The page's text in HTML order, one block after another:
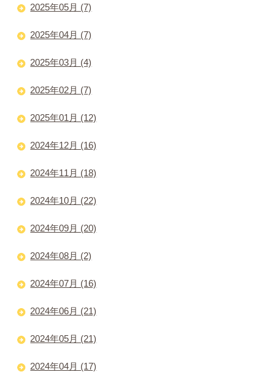
2025年05月 (7)
2025年04月 (7)
2025年03月 (4)
2025年02月 (7)
2025年01月 (12)
2024年12月 (16)
2024年11月 (18)
2024年10月 (22)
2024年09月 (20)
2024年08月 (2)
2024年07月 (16)
2024年06月 (21)
2024年05月 (21)
2024年04月 (17)